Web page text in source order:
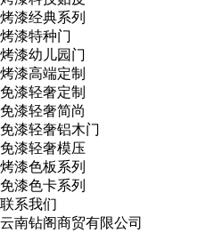
烤漆经典系列
烤漆特种门
烤漆幼儿园门
烤漆高端定制
免漆轻奢定制
免漆轻奢简尚
免漆轻奢铝木门
免漆轻奢模压
烤漆色板系列
免漆色卡系列
联系我们
云南钻阁商贸有限公司